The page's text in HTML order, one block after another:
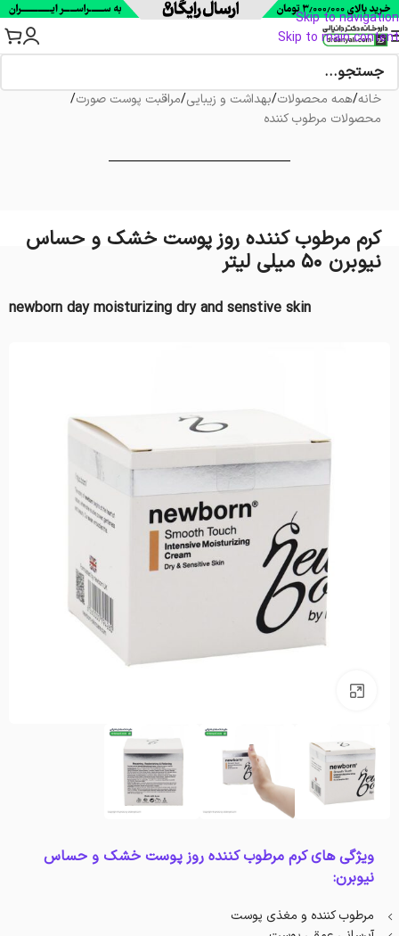
Skip to navigation
Skip to main content
خانه/همه محصولات/بهداشت و زیبایی/مراقبت پوست صورت/
محصولات مرطوب کننده
کرم مرطوب کننده روز پوست خشک و حساس
نیوبرن 50 میلی لیتر
newborn day moisturizing dry and senstive skin
ویژگی های کرم مرطوب کننده روز پوست خشک و حساس
نیوبرن:
مرطوب کننده و مغذی پوست